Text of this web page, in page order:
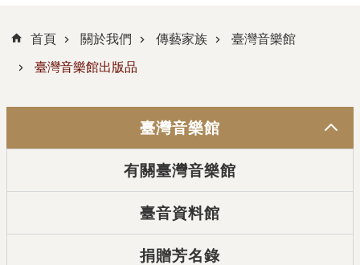
首頁 關於我們 傳藝家族 臺灣音樂館
臺灣音樂館出版品
臺灣音樂館
有關臺灣音樂館
臺音資料館
捐贈芳名錄